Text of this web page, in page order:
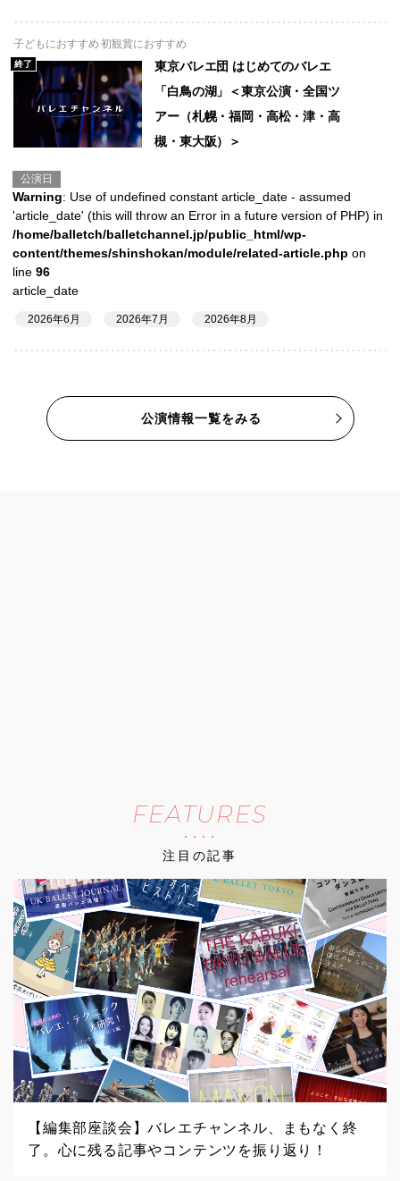
子どもにおすすめ 初観賞におすすめ
終了
東京バレエ団 はじめてのバレエ
「白鳥の湖」＜東京公演・全国ツ
アー（札幌・福岡・高松・津・高
槻・東大阪）＞
公演日
Warning: Use of undefined constant article_date - assumed
'article_date' (this will throw an Error in a future version of PHP) in
/home/balletch/balletchannel.jp/public_html/wp-
content/themes/shinshokan/module/related-article.php on
line 96
article_date
2026年6月 2026年7月 2026年8月
公演情報一覧をみる
FEATURES
注目の記事
【編集部座談会】バレエチャンネル、まもなく終
了。心に残る記事やコンテンツを振り返り！